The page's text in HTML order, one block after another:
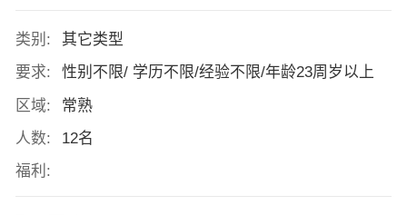
类别:
其它类型
要求:
性别不限/ 学历不限/经验不限/年龄23周岁以上
区域:
常熟
人数:
12名
福利: